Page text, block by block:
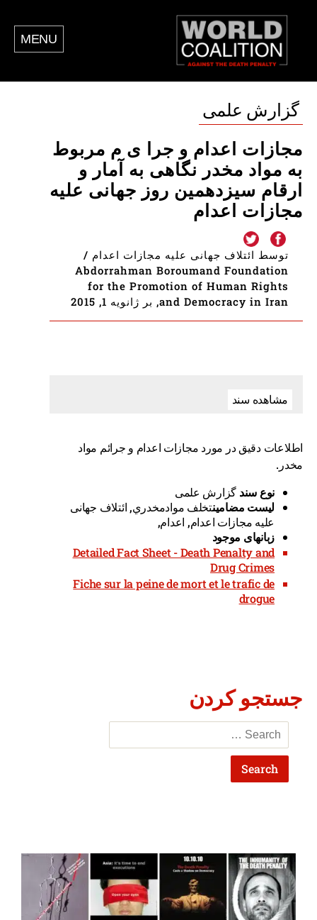
MENU
گزارش علمی
مجازات اعدام و جرا ی م مربوط
به مواد مخدر نگاهی به آمار و
ارقام سیزدهمین روز جهانی علیه
مجازات اعدام
توسط ائتلاف جهانی علیه مجازات اعدام /
Abdorrahman Boroumand Foundation
for the Promotion of Human Rights
and Democracy in Iran, بر ژانویه 1, 2015
مشاهده سند
اطلاعات دقیق در مورد مجازات اعدام و جرائم مواد
مخدر.
نوع سند گزارش علمی
لیست مضامینتخلف موادمخدري, ائتلاف جهانی
علیه مجازات اعدام, اعدام,
زبانهای موجود
Detailed Fact Sheet - Death Penalty and
Drug Crimes
Fiche sur la peine de mort et le trafic de
drogue
جستجو کردن